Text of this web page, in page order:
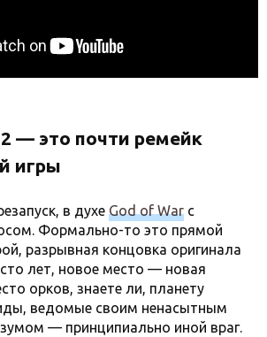
2 — это почти ремейк
игры
в духе God of War с
Формально-то это прямой
разрывная концовка оригинала
лет, новое место — новая
орков, знаете ли, планету
ведомые своим ненасытным
— принципиально иной враг.